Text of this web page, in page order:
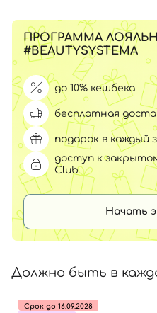
ПРОГРАММА
#BEAUTYSYSTEMA
до 10% кешбека
бесплатная
подарок в каждый
доступ к
Club
Начать
Должно быть в
Срок до 16.09.2028